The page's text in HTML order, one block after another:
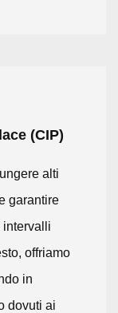
(CIP)
alti
garantire
intervalli
offriamo
in
dovuti ai